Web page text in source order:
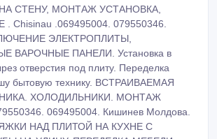
ВАРОЧНЫЕ ПАНЕЛИ. Установка в
отверстия под плиту. Переделка
бытовую технику. ВСТРАИВАЕМАЯ
ХОЛОДИЛЬНИКИ. МОНТАЖ
069495004. Кишинев Молдова.
НАД ПЛИТОЙ НА КУХНЕ С
НА УЛИЦУ. ПЕРЕДЕЛКА МЕБЕЛИ.
В БЕТОНЕ. АККУРАТНО.
079550346. Chisinau. Moldova.